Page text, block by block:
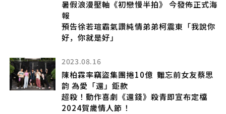
暑假浪漫壓軸《初戀慢半拍》 今發佈正式海
報
預告徐若瑄霸氣讚純情弟弟柯震東「我說你
好，你就是好」
2023.08.16
陳柏霖率竊盜集團捲10億 難忘前女友蔡思
韵 為愛「還」鉅款
超殺！動作喜劇《還錢》殺青即宣布定檔
2024賀歲情人節！